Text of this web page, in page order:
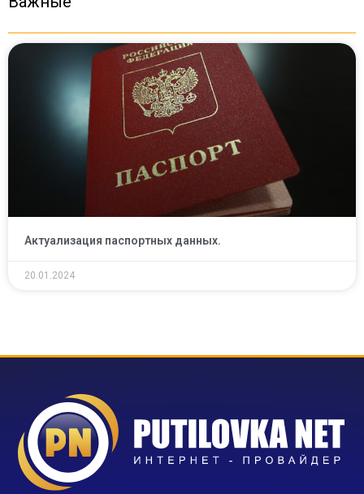
Актуализация паспортных данных.
20.01.2024